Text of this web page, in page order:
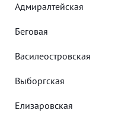
Адмиралтейская
Беговая
Василеостровская
Выборгская
Елизаровская